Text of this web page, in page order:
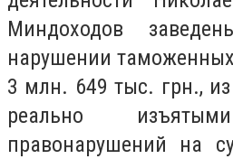
Миндоходов
нарушении
3 млн. 649 тыс. грн.,
реально
правонарушений на